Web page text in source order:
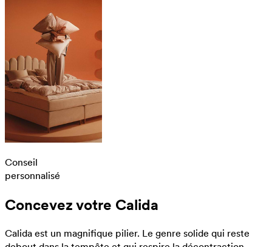
Conseil
personnalisé
Concevez votre Calida
Calida est un magnifique pilier. Le genre solide qui reste